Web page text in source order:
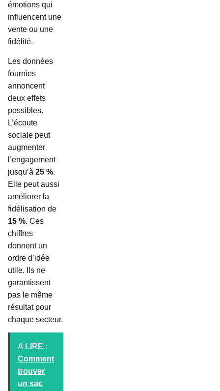
émotions qui
influencent une
vente ou une
fidélité.
Les données
fournies
annoncent
deux effets
possibles.
L’écoute
sociale peut
augmenter
l’engagement
jusqu’à 25 %.
Elle peut aussi
améliorer la
fidélisation de
15 %. Ces
chiffres
donnent un
ordre d’idée
utile. Ils ne
garantissent
pas le même
résultat pour
chaque secteur.
A LIRE :
Comment
trouver
un sac